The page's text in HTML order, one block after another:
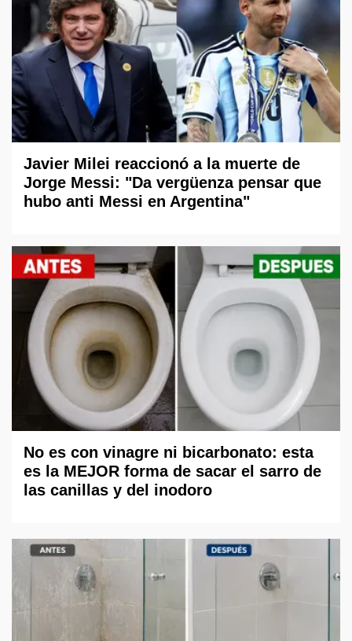
Javier Milei reaccionó a la muerte de
Jorge Messi: "Da vergüenza pensar que
hubo anti Messi en Argentina"
No es con vinagre ni bicarbonato: esta
es la MEJOR forma de sacar el sarro de
las canillas y del inodoro